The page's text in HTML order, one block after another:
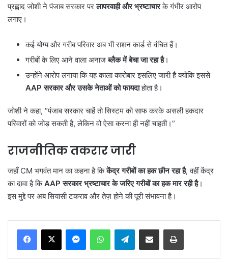
प्रह्लाद जोशी ने पंजाब सरकार परलापरवाही और भ्रष्टाचारके गंभीर आरोप
लगाए।
कई योग्य और गरीब परिवार अब भी राशन कार्ड से वंचित हैं।
गरीबों के लिए आने वाला अनाजब्लैक में बेचा जा रहा है।
उन्होंने आरोप लगाया कि यह काला कारोबार इसलिए जारी है क्योंकि इससे
AAPसरकार और उसके नेताओं को फायदाहोता है।
जोशी ने कहा, “पंजाब सरकार चाहें तो सिस्टम को साफ करके असली हकदार
परिवारों को जोड़ सकती है, लेकिन वो ऐसा करना ही नहीं चाहती।”
राजनीतिक तकरार जारी
जहाँ CM भगवंत मान का कहना है किकेंद्र गरीबों का हक छीन रहा है, वहीं केंद्र
का दावा है किAAPसरकार भ्रष्टाचार के जरिए गरीबों का हक मार रही है।
इस मुद्दे पर अब सियासी टकराव और तेज़ होने की पूरी संभावना है।
MessengerWhatsAppTelegramShare via Email Print